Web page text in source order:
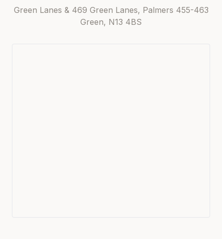
455-463 Green Lanes & 469 Green Lanes, Palmers
Green, N13 4BS